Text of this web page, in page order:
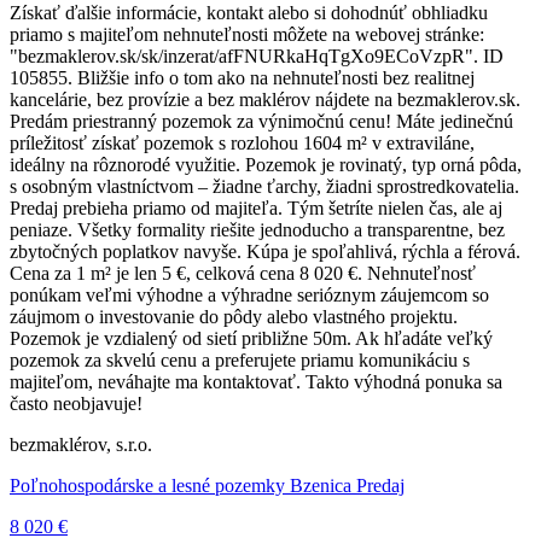
Získať ďalšie informácie, kontakt alebo si dohodnúť obhliadku
priamo s majiteľom nehnuteľnosti môžete na webovej stránke:
"bezmaklerov.sk/sk/inzerat/afFNURkaHqTgXo9ECoVzpR". ID
105855. Bližšie info o tom ako na nehnuteľnosti bez realitnej
kancelárie, bez provízie a bez maklérov nájdete na bezmaklerov.sk.
Predám priestranný pozemok za výnimočnú cenu! Máte jedinečnú
príležitosť získať pozemok s rozlohou 1604 m² v extraviláne,
ideálny na rôznorodé využitie. Pozemok je rovinatý, typ orná pôda,
s osobným vlastníctvom – žiadne ťarchy, žiadni sprostredkovatelia.
Predaj prebieha priamo od majiteľa. Tým šetríte nielen čas, ale aj
peniaze. Všetky formality riešite jednoducho a transparentne, bez
zbytočných poplatkov navyše. Kúpa je spoľahlivá, rýchla a férová.
Cena za 1 m² je len 5 €, celková cena 8 020 €. Nehnuteľnosť
ponúkam veľmi výhodne a výhradne serióznym záujemcom so
záujmom o investovanie do pôdy alebo vlastného projektu.
Pozemok je vzdialený od sietí približne 50m. Ak hľadáte veľký
pozemok za skvelú cenu a preferujete priamu komunikáciu s
majiteľom, neváhajte ma kontaktovať. Takto výhodná ponuka sa
často neobjavuje!
bezmaklérov, s.r.o.
Poľnohospodárske a lesné pozemky Bzenica Predaj
8 020 €